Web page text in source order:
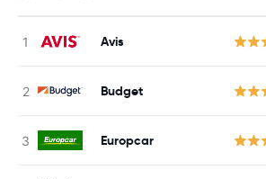
Avis
Budget
Europcar